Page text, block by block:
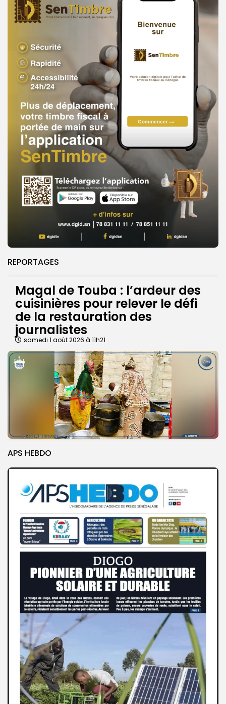
REPORTAGES
Magal de Touba : l’ardeur des
cuisinières pour relever le défi
de la restauration des
journalistes
samedi 1 août 2026 à 11h21
APS HEBDO